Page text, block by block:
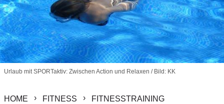
Urlaub mit SPORTaktiv: Zwischen Action und Relaxen / Bild: KK
HOME FITNESS FITNESSTRAINING